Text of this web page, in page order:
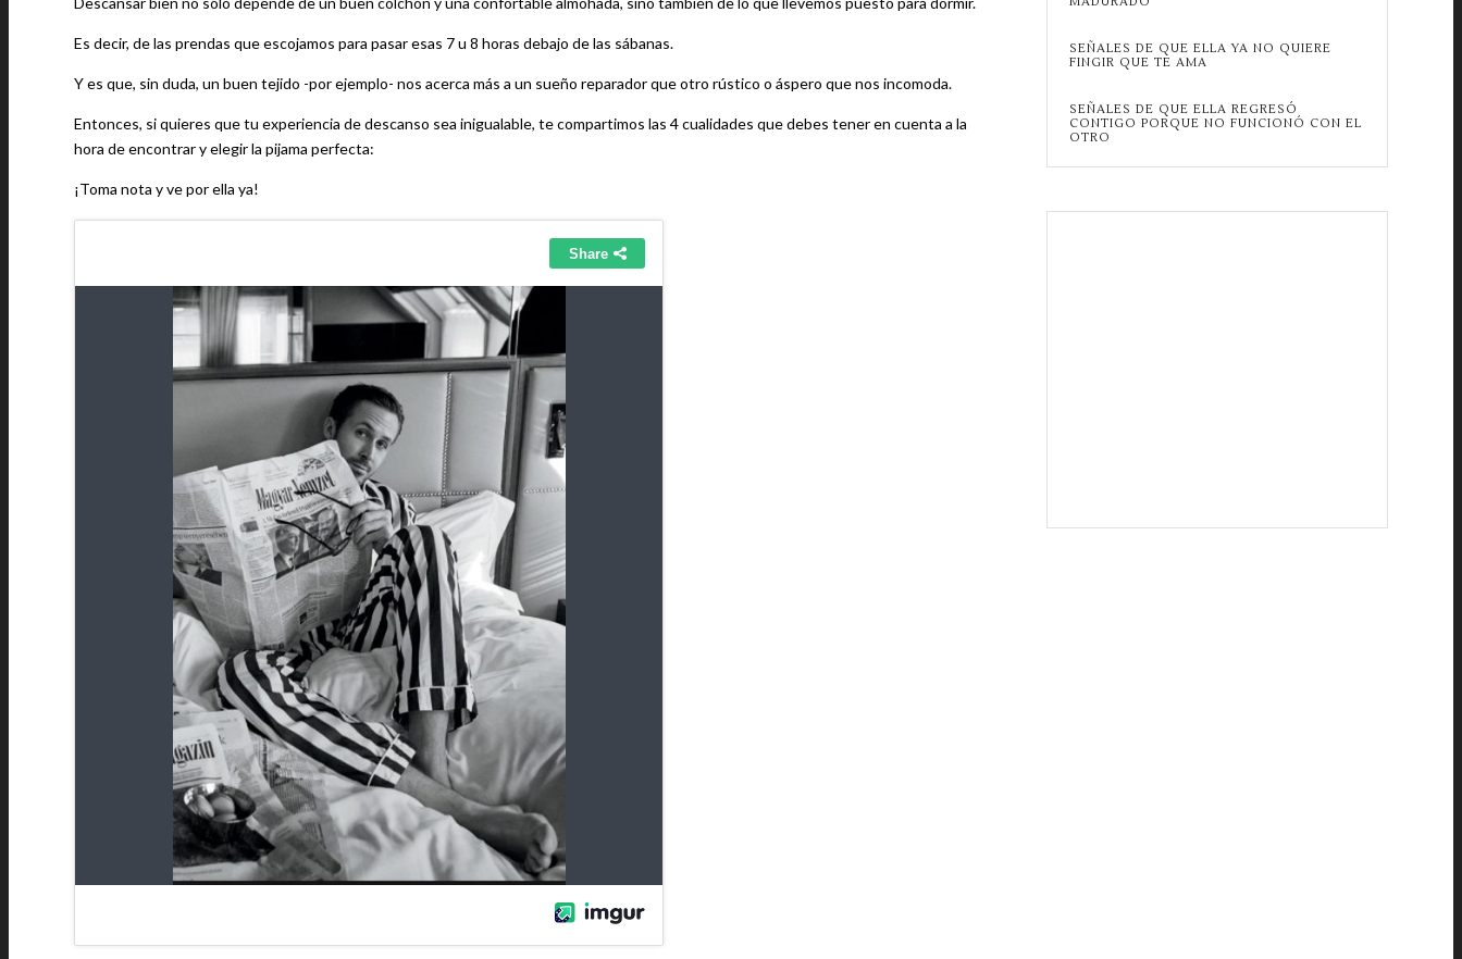
Es decir, de las prendas que escojamos para pasar esas 7 u 8 horas debajo de las sábanas.
Y es que, sin duda, un buen tejido -por ejemplo- nos acerca más a un sueño reparador que otro rústico o áspero que nos incomoda.
Entonces, si quieres que tu experiencia de descanso sea inigualable, te compartimos las 4 cualidades que debes tener en cuenta a la
hora de encontrar y elegir la pijama perfecta:
¡Toma nota y ve por ella ya!
SEÑALES DE QUE ELLA YA NO QUIERE
FINGIR QUE TE AMA
SEÑALES DE QUE ELLA REGRESÓ
CONTIGO PORQUE NO FUNCIONÓ CON EL
OTRO